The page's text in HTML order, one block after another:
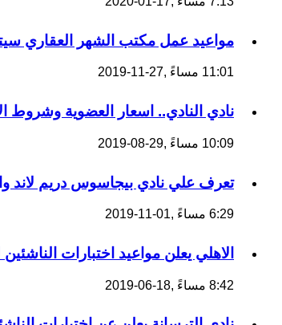
مواعيد عمل مكتب الشهر العقاري
11:01 مساءً ,27-11-2019
نادي النادي.. اسعار العضوية وشروط
10:09 مساءً ,29-08-2019
تعرف علي نادي بيجاسوس دريم لاند
6:29 مساءً ,01-11-2019
الاهلي يعلن مواعيد اختبارات الناشئين لموسم
8:42 مساءً ,18-06-2019